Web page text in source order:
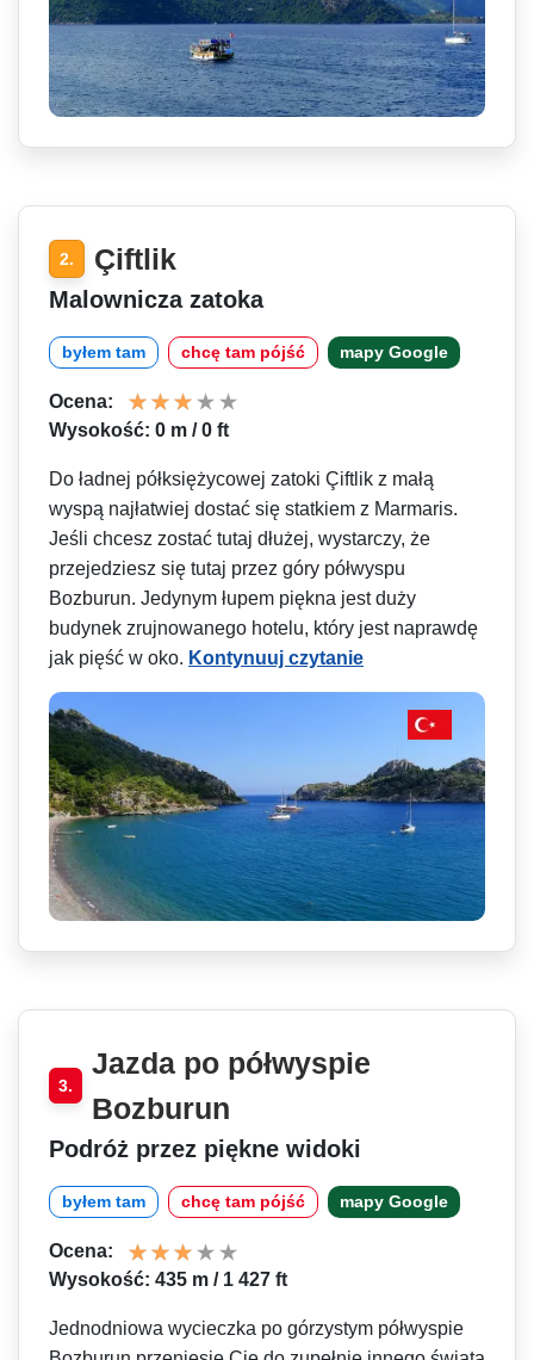
2. Çiftlik
Malownicza zatoka
byłem tam chcę tam pójść mapy Google
Ocena:
Wysokość: 0 m / 0 ft
Do ładnej półksiężycowej zatoki Çiftlik z małą
wyspą najłatwiej dostać się statkiem z Marmaris.
Jeśli chcesz zostać tutaj dłużej, wystarczy, że
przejedziesz się tutaj przez góry półwyspu
Bozburun. Jedynym łupem piękna jest duży
budynek zrujnowanego hotelu, który jest naprawdę
jak pięść w oko. Kontynuuj czytanie
3.
Jazda po półwyspie
Bozburun
Podróż przez piękne widoki
byłem tam chcę tam pójść mapy Google
Ocena:
Wysokość: 435 m / 1 427 ft
Jednodniowa wycieczka po górzystym półwyspie